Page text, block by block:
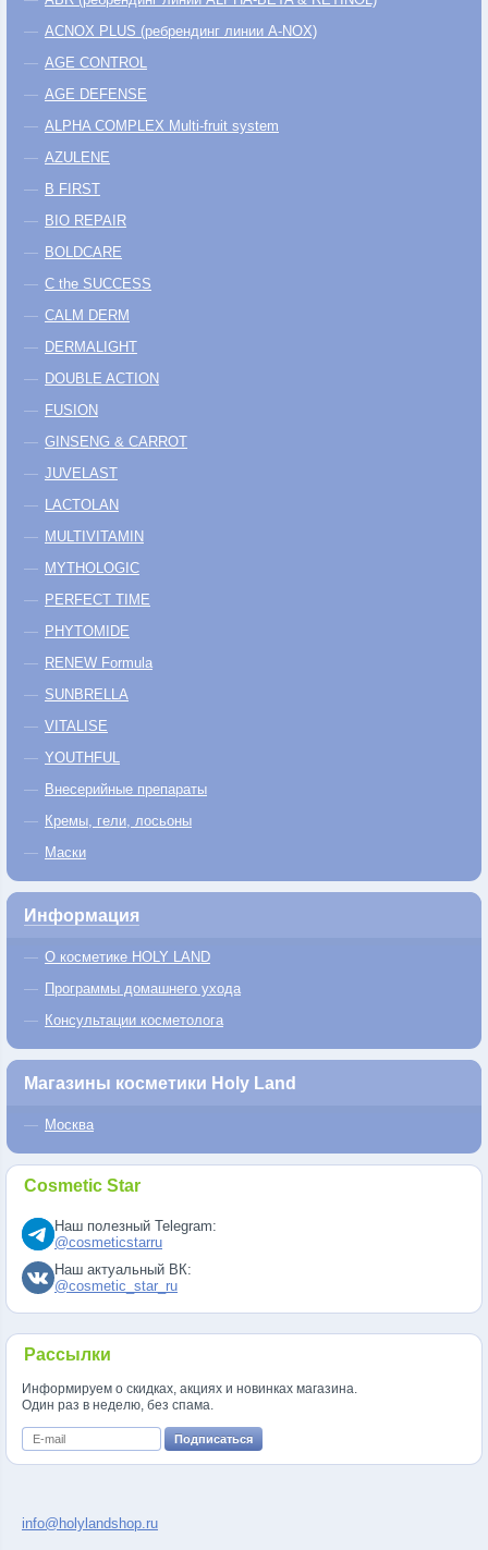
ACNOX PLUS (ребрендинг линии A-NOX)
AGE CONTROL
AGE DEFENSE
ALPHA COMPLEX Multi-fruit system
AZULENE
B FIRST
BIO REPAIR
BOLDCARE
C the SUCCESS
CALM DERM
DERMALIGHT
DOUBLE ACTION
FUSION
GINSENG & CARROT
JUVELAST
LACTOLAN
MULTIVITAMIN
MYTHOLOGIC
PERFECT TIME
PHYTOMIDE
RENEW Formula
SUNBRELLA
VITALISE
YOUTHFUL
Внесерийные препараты
Кремы, гели, лосьоны
Маски
Информация
О косметике HOLY LAND
Программы домашнего ухода
Консультации косметолога
Магазины косметики Holy Land
Москва
Cosmetic Star
Наш полезный Telegram:
@cosmeticstarru
Наш актуальный ВК:
@cosmetic_star_ru
Рассылки
Информируем о скидках, акциях и новинках магазина.
Один раз в неделю, без спама.
info@holylandshop.ru